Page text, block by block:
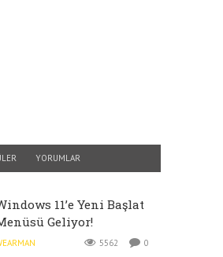
YORUMLAR
11’e Yeni Başlat
Geliyor!
5562 0